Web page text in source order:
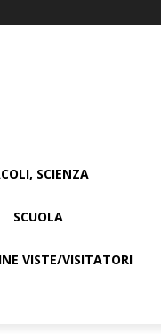
SCIENZA
SCUOLA
VISTE/VISITATORI